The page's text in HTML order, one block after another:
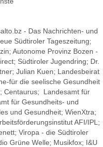
- Das Nachrichten- und
Südtiroler Tageszeitung;
Autonome Provinz Bozen -
Südtiroler Jugendring; Dr.
Julian Kuen; Landesbeirat
für die seelische Gesundheit
Centaurus; Landesamt für
für Gesundheits- und
und Gesundheit; WienXtra;
AFI/IPL;
Viropa - die Südtiroler
Grüne Welle; Musikfox; I&U